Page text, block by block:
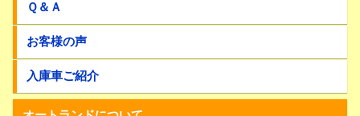
Ｑ＆Ａ
お客様の声
入庫車ご紹介